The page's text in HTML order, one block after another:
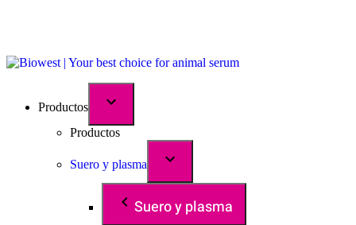
Productos
Productos
Suero y plasma
Suero y plasma